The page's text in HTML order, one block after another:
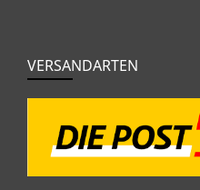
VERSANDARTEN